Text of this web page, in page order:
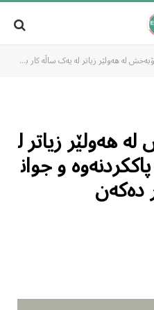
زیاتر لە یەک ساڵە کار بۆ پاککردنەوە و جوانکردنی سیمای شار دەکەن
هەولێر زیاتر ل
و جوان
دەکەن